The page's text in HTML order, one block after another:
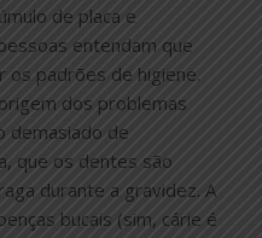
de placa e
entendam que
os padrões de higiene.
dos problemas
demasiado de
que os dentes são
durante a gravidez. A
bucais (sim, cárie é